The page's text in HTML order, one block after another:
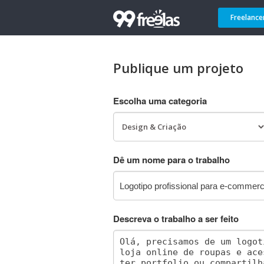
Publique um projeto
Escolha uma categoria
Dê um nome para o trabalho
Descreva o trabalho a ser feito